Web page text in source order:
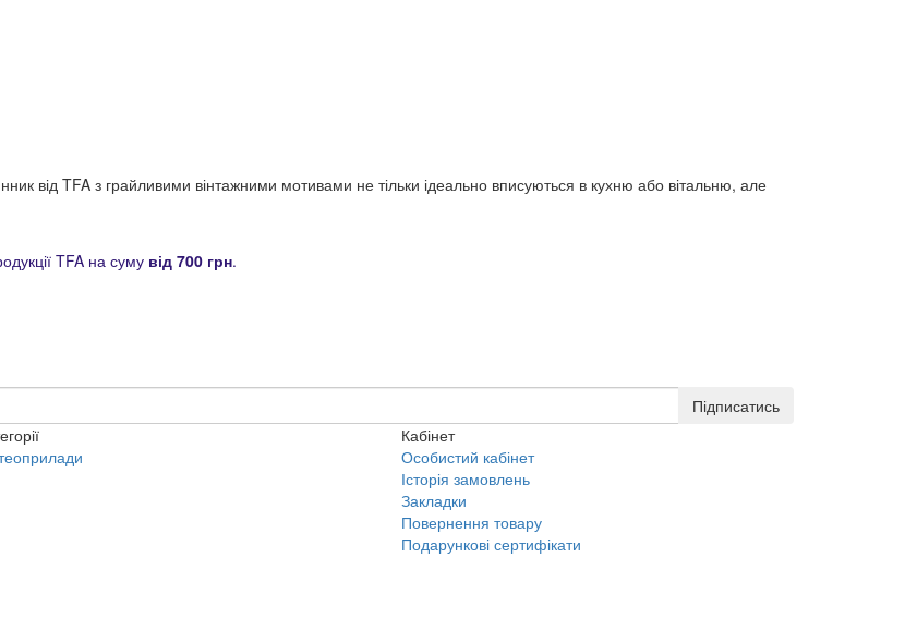
від TFA з грайливими вінтажними мотивами не тільки ідеально вписуються в кухню або вітальню, але
TFA на суму від 700 грн.
Підписатись
Кабінет
Особистий кабінет
Історія замовлень
Закладки
Повернення товару
Подарункові сертифікати